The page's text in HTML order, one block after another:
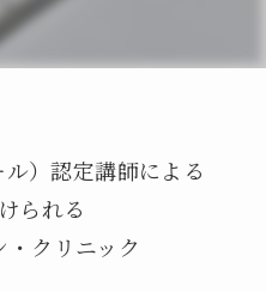
）認定講師による
られる
クリニック